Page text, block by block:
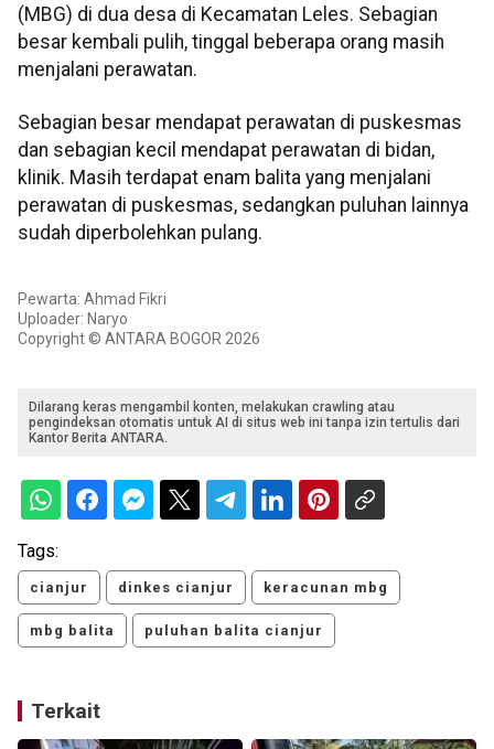
(MBG) di dua desa di Kecamatan Leles. Sebagian
besar kembali pulih, tinggal beberapa orang masih
menjalani perawatan.
Sebagian besar mendapat perawatan di puskesmas
dan sebagian kecil mendapat perawatan di bidan,
klinik. Masih terdapat enam balita yang menjalani
perawatan di puskesmas, sedangkan puluhan lainnya
sudah diperbolehkan pulang.
Pewarta: Ahmad Fikri
Uploader: Naryo
Copyright © ANTARA BOGOR 2026
Dilarang keras mengambil konten, melakukan crawling atau
pengindeksan otomatis untuk AI di situs web ini tanpa izin tertulis dari
Kantor Berita ANTARA.
Tags:
cianjur dinkes cianjur keracunan mbg
mbg balita puluhan balita cianjur
Terkait